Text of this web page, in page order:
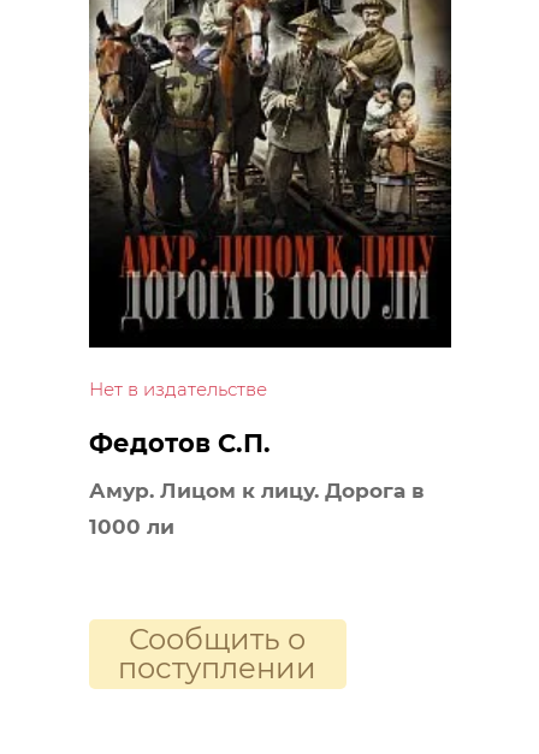
Нет в издательстве
Федотов С.П.
Амур. Лицом к лицу. Дорога в
1000 ли
Сообщить о
поступлении